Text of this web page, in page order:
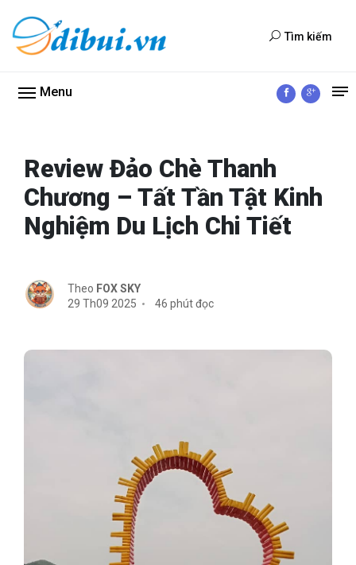
Tìm kiếm
Menu
Review Đảo Chè Thanh
Chương – Tất Tần Tật Kinh
Nghiệm Du Lịch Chi Tiết
Theo FOX SKY
29 Th09 2025
46 phút đọc